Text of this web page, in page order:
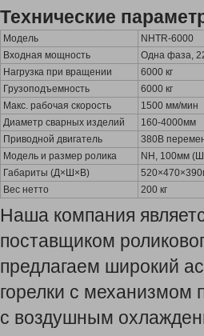
Технические
Модель
NHTR-6000
Входная мощность
Одна фаза,
Нагрузка при вращении
6000 кг
Грузоподъемность
6000 кг
Макс. рабочая скорость
1500 мм/мин
Диаметр сварных изделий
160-4000мм
Приводной двигатель
380В
Модель и размер ролика
NH, 100мм
Габариты (Д×Ш×В)
Вес нетто
200 кг
Наша компания
поставщиком
предлагаем широкий
горелки с механизмом
с воздушным